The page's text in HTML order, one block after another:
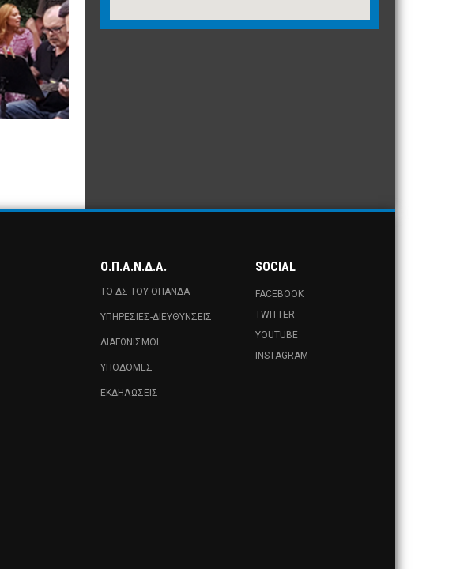
Ο.Π.Α.Ν.Δ.Α.
ΤΟ ΔΣ ΤΟΥ ΟΠΑΝΔΑ
ΥΠΗΡΕΣΊΕΣ-ΔΙΕΥΘΎΝΣΕΙΣ
ΔΙΑΓΩΝΙΣΜΟΊ
ΥΠΟΔΟΜΈΣ
ΕΚΔΗΛΏΣΕΙΣ
SOCIAL
FACEBOOK
TWITTER
YOUTUBE
INSTAGRAM